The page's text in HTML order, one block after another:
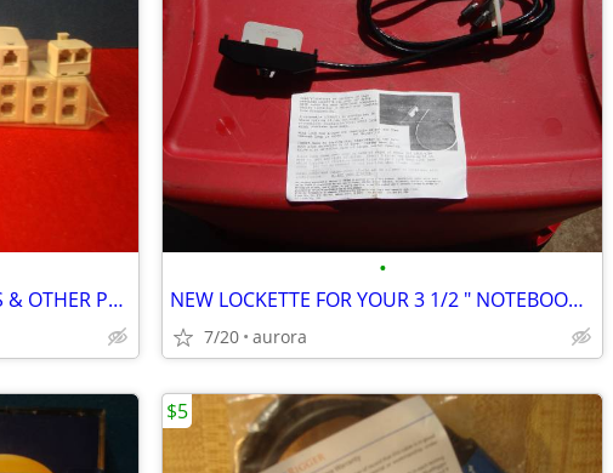
NEW EITHERNET & PHONE JACKS & OTHER PHONE ITEMS
•
NEW LOCKETTE FOR YOUR 3 1/2 " NOTEBOOK COMPUTER
7/20 aurora
$5